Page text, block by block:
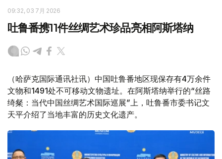
09:32, 03 7月 2026
吐鲁番携11件丝绸艺术珍品亮相阿斯塔纳
（哈萨克国际通讯社讯）中国吐鲁番地区现保存有4万余件
文物和1491处不可移动文物遗址。在阿斯塔纳举行的“丝路
绮粲：当代中国丝绸艺术国际巡展”上，吐鲁番市委书记文
天平介绍了当地丰富的历史文化遗产。